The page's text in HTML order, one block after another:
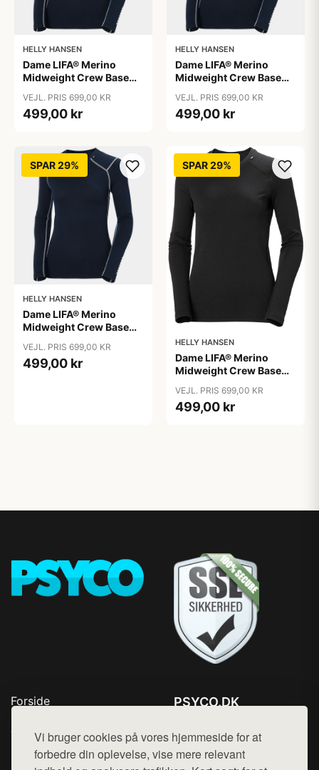
Vi bruger cookies på vores hjemmeside for at
forbedre din oplevelse, vise mere relevant
HELLY HANSEN
Dame LIFA® Merino
Midweight Crew Base
VEJL. PRIS 699,00 KR
499,00 kr
HELLY HANSEN
Dame LIFA® Merino
Midweight Crew Base
VEJL. PRIS 699,00 KR
499,00 kr
SPAR 29%
HELLY HANSEN
Dame LIFA® Merino
Midweight Crew Base
VEJL. PRIS 699,00 KR
499,00 kr
SPAR 29%
HELLY HANSEN
Dame LIFA® Merino
Midweight Crew Base
VEJL. PRIS 699,00 KR
499,00 kr
Forside
Top Rabatter
Kontakt
PSYCO.DK
Mail: hej@want.dk